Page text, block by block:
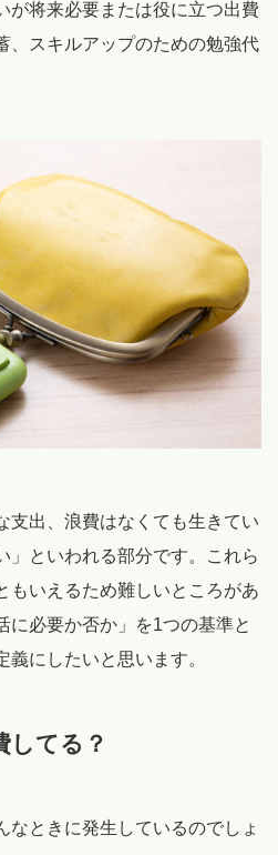
が将来必要または役に立つ出費
、スキルアップのための勉強代
支出、浪費はなくても生きてい
」といわれる部分です。これら
もいえるため難しいところがあ
に必要か否か」を1つの基準と
義にしたいと思います。
してる？
なときに発生しているのでしょ